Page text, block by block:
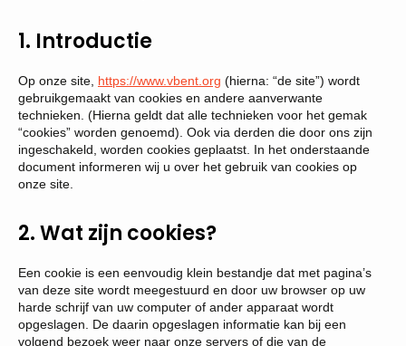
1. Introductie
Op onze site, https://www.vbent.org (hierna: “de site”) wordt
gebruikgemaakt van cookies en andere aanverwante
technieken. (Hierna geldt dat alle technieken voor het gemak
“cookies” worden genoemd). Ook via derden die door ons zijn
ingeschakeld, worden cookies geplaatst. In het onderstaande
document informeren wij u over het gebruik van cookies op
onze site.
2. Wat zijn cookies?
Een cookie is een eenvoudig klein bestandje dat met pagina’s
van deze site wordt meegestuurd en door uw browser op uw
harde schrijf van uw computer of ander apparaat wordt
opgeslagen. De daarin opgeslagen informatie kan bij een
volgend bezoek weer naar onze servers of die van de